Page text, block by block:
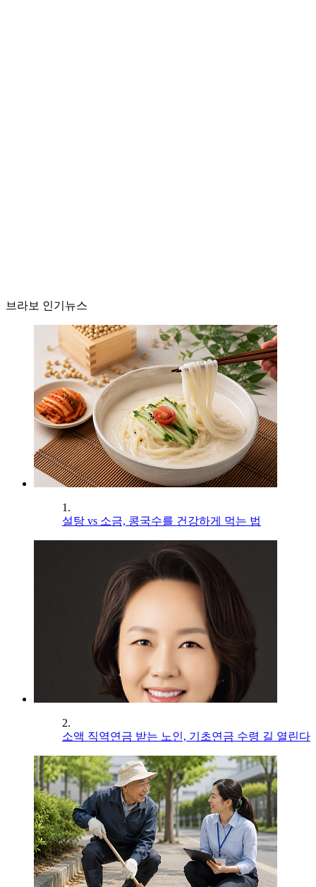
브라보 인기뉴스
1.
설탕 vs 소금, 콩국수를 건강하게 먹는 법
2.
소액 직역연금 받는 노인, 기초연금 수령 길 열린다